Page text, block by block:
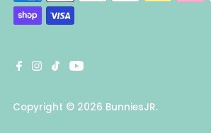
Copyright © 2026 BunniesJR.